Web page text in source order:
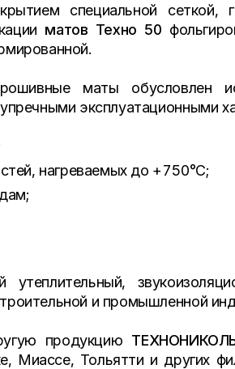
специальной сеткой,
матов Техно 50
маты обусловлен
эксплуатационными
нагреваемых до +750°С;
и промышленной
продукцию
Миассе, Тольятти и других